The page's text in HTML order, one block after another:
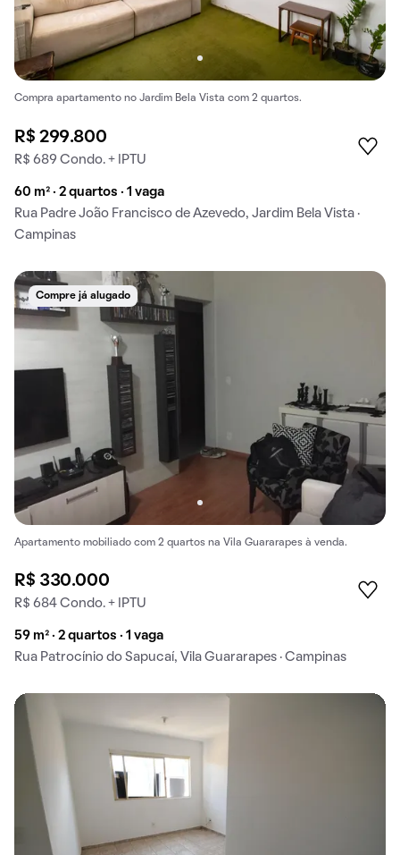
Compra apartamento no Jardim Bela Vista com 2 quartos.
R$ 299.800
R$ 689 Condo. + IPTU
60 m² · 2 quartos · 1 vaga
Rua Padre João Francisco de Azevedo, Jardim Bela Vista ·
Campinas
Compre já alugado
Apartamento mobiliado com 2 quartos na Vila Guararapes à venda.
R$ 330.000
R$ 684 Condo. + IPTU
59 m² · 2 quartos · 1 vaga
Rua Patrocínio do Sapucaí, Vila Guararapes · Campinas